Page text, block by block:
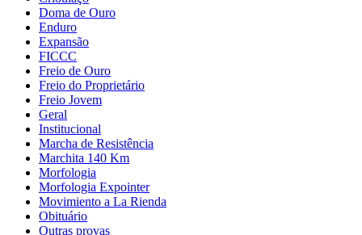
Doma de Ouro
Enduro
Expansão
FICCC
Freio de Ouro
Freio do Proprietário
Freio Jovem
Geral
Institucional
Marcha de Resistência
Marchita 140 Km
Morfologia
Morfologia Expointer
Movimiento a La Rienda
Obituário
Outras provas